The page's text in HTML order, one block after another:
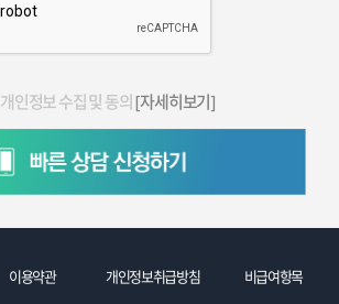
개인정보 수집 및 동의[자세히보기]
이용약관 개인정보취급방침 비급여항목